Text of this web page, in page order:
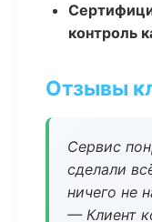
контроль
Отзывы
Сервис
сделали
ничего не
— Клиент